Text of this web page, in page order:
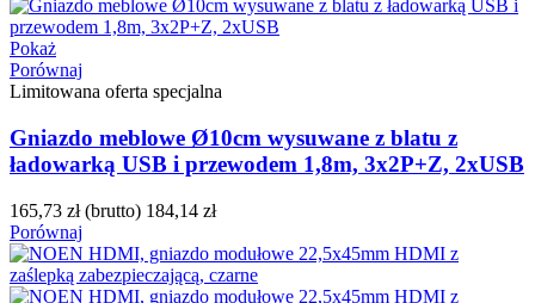
Pokaż
Porównaj
Limitowana oferta specjalna
Gniazdo meblowe Ø10cm wysuwane z blatu z
ładowarką USB i przewodem 1,8m, 3x2P+Z, 2xUSB
165,73 zł (brutto) 184,14 zł
Porównaj